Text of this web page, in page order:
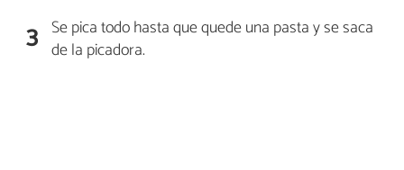
3 Se pica todo hasta que quede una pasta y se saca
de la picadora.